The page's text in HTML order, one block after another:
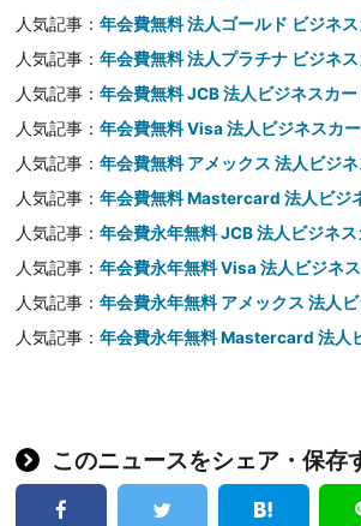
人気記事：年会費無料 法人ゴールド ビジネ
人気記事：年会費無料 法人プラチナ ビジネ
人気記事：年会費無料 JCB 法人ビジネスカー
人気記事：年会費無料 Visa 法人ビジネスカ
人気記事：年会費無料 アメックス 法人ビジ
人気記事：年会費無料 Mastercard 法人ビジ
人気記事：年会費永年無料 JCB 法人ビジネス
人気記事：年会費永年無料 Visa 法人ビジネ
人気記事：年会費永年無料 アメックス 法人
人気記事：年会費永年無料 Mastercard 法人
このニュースをシェア・保存